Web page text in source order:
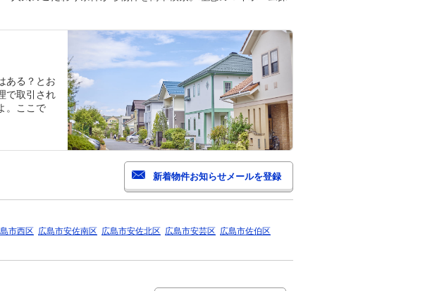
ある？とお
で取引され
。ここで
市西区 広島市安佐南区 広島市安佐北区 広島市安芸区 広島市佐伯区